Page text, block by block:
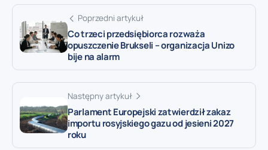
Poprzedni artykuł
Co trzeci przedsiębiorca rozważa
opuszczenie Brukseli – organizacja Unizo
bije na alarm
Następny artykuł
Parlament Europejski zatwierdził zakaz
importu rosyjskiego gazu od jesieni 2027
roku